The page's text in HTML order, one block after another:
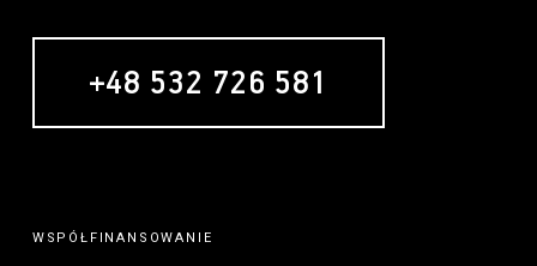
+48 532 726 581
WSPÓŁFINANSOWANIE